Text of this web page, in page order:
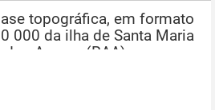
topográfica, em formato
000 da ilha de Santa Maria
dos Açores (RAA)